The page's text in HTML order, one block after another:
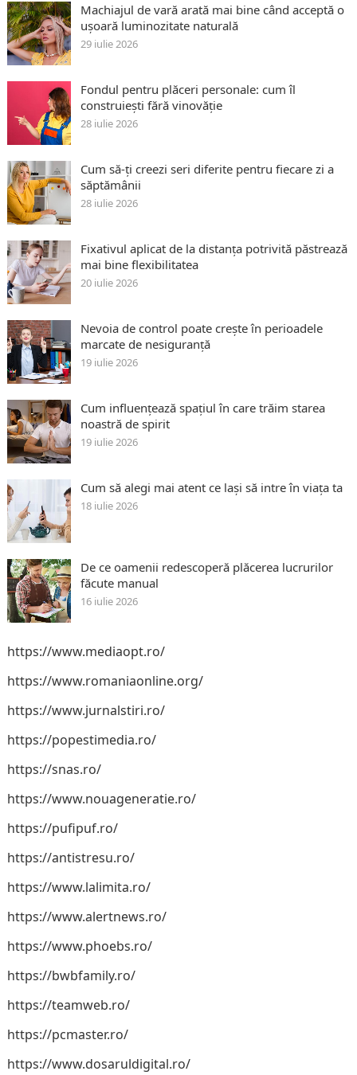
Machiajul de vară arată mai bine când acceptă o
ușoară luminozitate naturală
29 iulie 2026
Fondul pentru plăceri personale: cum îl
construiești fără vinovăție
28 iulie 2026
Cum să-ți creezi seri diferite pentru fiecare zi a
săptămânii
28 iulie 2026
Fixativul aplicat de la distanța potrivită păstrează
mai bine flexibilitatea
20 iulie 2026
Nevoia de control poate crește în perioadele
marcate de nesiguranță
19 iulie 2026
Cum influențează spațiul în care trăim starea
noastră de spirit
19 iulie 2026
Cum să alegi mai atent ce lași să intre în viața ta
18 iulie 2026
De ce oamenii redescoperă plăcerea lucrurilor
făcute manual
16 iulie 2026
https://www.mediaopt.ro/
https://www.romaniaonline.org/
https://www.jurnalstiri.ro/
https://popestimedia.ro/
https://snas.ro/
https://www.nouageneratie.ro/
https://pufipuf.ro/
https://antistresu.ro/
https://www.lalimita.ro/
https://www.alertnews.ro/
https://www.phoebs.ro/
https://bwbfamily.ro/
https://teamweb.ro/
https://pcmaster.ro/
https://www.dosaruldigital.ro/